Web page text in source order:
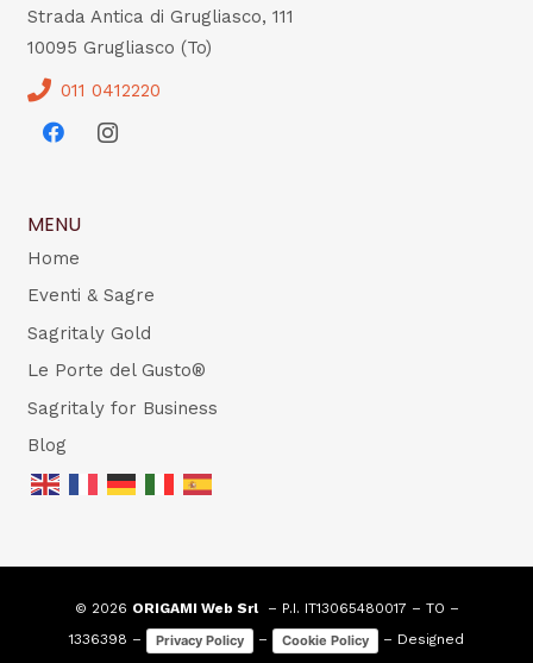
Strada Antica di Grugliasco, 111
10095 Grugliasco (To)
011 0412220
MENU
Home
Eventi & Sagre
Sagritaly Gold
Le Porte del Gusto®
Sagritaly for Business
Blog
© 2026 ORIGAMI Web Srl– P.I. IT13065480017 – TO –
1336398 –
Privacy Policy – Cookie Policy
– Designed